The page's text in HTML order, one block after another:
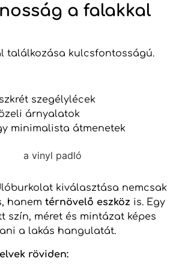
a falakkal
találkozása kulcsfontosságú.
szegélylécek
árnyalatok
minimalista átmenetek
kiválasztása nemcsak
hanem térnövelő eszköz is. Egy
szín, méret és mintázat képes
a lakás hangulatát.
röviden: